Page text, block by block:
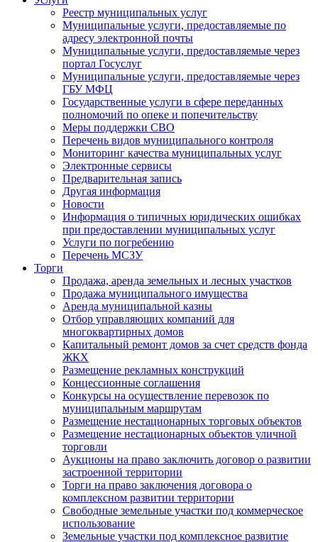
Реестр муниципальных услуг
Муниципальные услуги, предоставляемые по
адресу электронной почты
Муниципальные услуги, предоставляемые через
портал Госуслуг
Муниципальные услуги, предоставляемые через
ГБУ МФЦ
Государственные услуги в сфере переданных
полномочий по опеке и попечительству
Меры поддержки СВО
Перечень видов муниципального контроля
Мониторинг качества муниципальных услуг
Электронные сервисы
Предварительная запись
Другая информация
Новости
Информация о типичных юридических ошибках
при предоставлении муниципальных услуг
Услуги по погребению
Перечень МСЗУ
Торги
Продажа, аренда земельных и лесных участков
Продажа муниципального имущества
Аренда муниципальной казны
Отбор управляющих компаний для
многоквартирных домов
Капитальный ремонт домов за счет средств фонда
ЖКХ
Размещение рекламных конструкций
Концессионные соглашения
Конкурсы на осуществление перевозок по
муниципальным маршрутам
Размещение нестационарных торговых объектов
Размещение нестационарных объектов уличной
торговли
Аукционы на право заключить договор о развитии
застроенной территории
Торги на право заключения договора о
комплексном развитии территории
Свободные земельные участки под коммерческое
использование
Земельные участки под комплексное развитие